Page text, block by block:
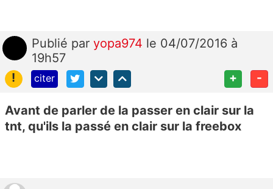
Publié par yopa974 le 04/07/2016 à
19h57
!
citer + -
Avant de parler de la passer en clair sur la
tnt, qu'ils la passé en clair sur la freebox